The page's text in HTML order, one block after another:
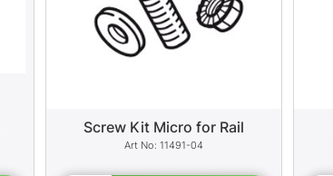
Screw Kit Micro for Rail
11491-04